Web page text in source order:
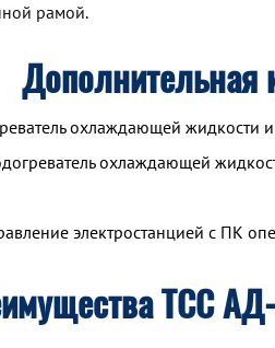
рамой.
Дополнительная
охлаждающей жидкости
охлаждающей
электростанцией с ПК
ТСС